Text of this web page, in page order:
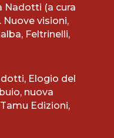
Nadotti (a cura
Nuove visioni,
Feltrinelli,
Elogio del
nuova
Edizioni,